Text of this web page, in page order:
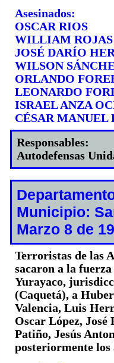
Asesinados:
OSCAR RIOS
WILLIAM
JOSÉ DARÍO
WILSON
ORLANDO
LEONARDO
ISRAEL ANZA
CÉSAR MANUEL
Responsables:
Autodefensas
Municipio:
Marzo 8 de
Terroristas de las
sacaron a la
Yurayaco,
(Caquetá), a
Valencia, Luis
Oscar López,
Patiño, Jesús
posteriormente los